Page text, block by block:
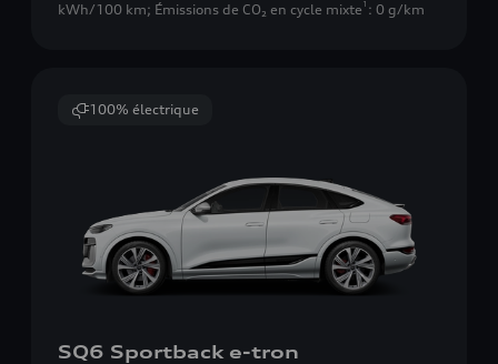
kWh/100 km; Émissions de CO₂ en cycle mixte 1 : 0 g/km
100% électrique
SQ6 Sportback e-tron